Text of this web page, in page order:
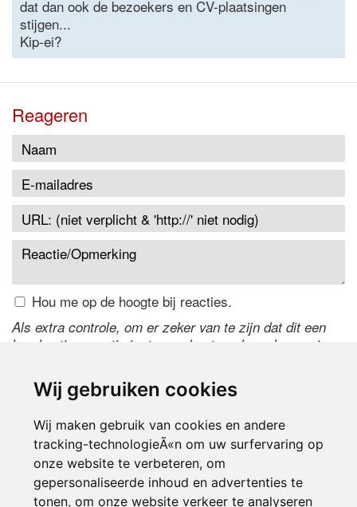
Wij gebruiken cookies
Wij maken gebruik van cookies en andere
tracking-technologieÃ«n om uw surfervaring op
onze website te verbeteren, om
gepersonaliseerde inhoud en advertenties te
tonen, om onze website verkeer te analyseren
dat dan ook de bezoekers en CV-plaatsingen
stijgen...
Kip-ei?
Reageren
Hou me op de hoogte bij reacties.
Als extra controle, om er zeker van te zijn dat dit een
handmatige reactie is, typ onderstaande code over in
de code te wijzigen.